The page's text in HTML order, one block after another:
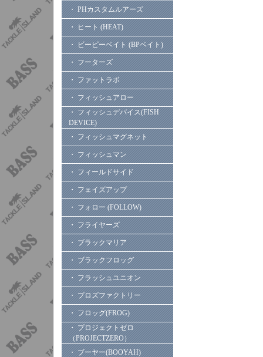
・ PHカスタムルアーズ
・ ヒート (HEAT)
・ ビーピーベイト (BPベイト)
・ フーターズ
・ ファットラボ
・ フィッシュアロー
・ フィッシュデバイス(FISH
DEVICE)
・ フィッシュマグネット
・ フィッシュマン
・ フィールドサイド
・ フェイズアップ
・ フォロー (FOLLOW)
・ フライヤーズ
・ ブラックマリア
・ ブラックフロッグ
・ フラッシュユニオン
・ プロズファクトリー
・ フロッグ(FROG)
・ プロジェクトゼロ
（PROJECTZERO）
・ ブーヤー(BOOYAH)